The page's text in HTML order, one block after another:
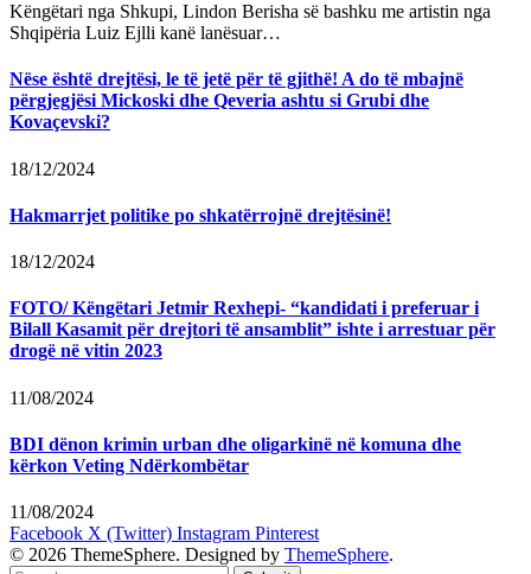
Këngëtari nga Shkupi, Lindon Berisha së bashku me artistin nga
Shqipëria Luiz Ejlli kanë lanësuar…
Nëse është drejtësi, le të jetë për të gjithë! A do të mbajnë
përgjegjësi Mickoski dhe Qeveria ashtu si Grubi dhe
Kovaçevski?
18/12/2024
Hakmarrjet politike po shkatërrojnë drejtësinë!
18/12/2024
FOTO/ Këngëtari Jetmir Rexhepi- “kandidati i preferuar i
Bilall Kasamit për drejtori të ansamblit” ishte i arrestuar për
drogë në vitin 2023
11/08/2024
BDI dënon krimin urban dhe oligarkinë në komuna dhe
kërkon Veting Ndërkombëtar
11/08/2024
Facebook X (Twitter) Instagram Pinterest
© 2026 ThemeSphere. Designed by ThemeSphere.